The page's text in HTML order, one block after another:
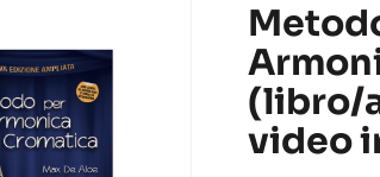
(libro/
video